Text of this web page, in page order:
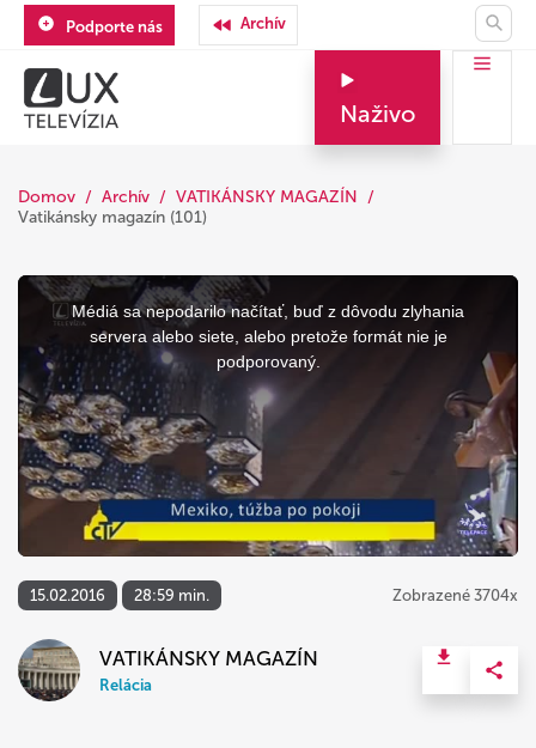
Podporte nás Archív
Naživo
Domov Archív
VATIKÁNSKY MAGAZÍN
Vatikánsky magazín (101)
This
window.
Médiá sa nepodarilo načítať, buď z dôvodu zlyhania
servera alebo siete, alebo pretože formát nie je
podporovaný.
15.02.2016 28:59 min. Zobrazené 3704x
VATIKÁNSKY MAGAZÍN
Relácia